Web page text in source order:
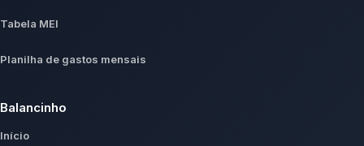
Tabela MEI
Planilha de gastos mensais
Balancinho
Início